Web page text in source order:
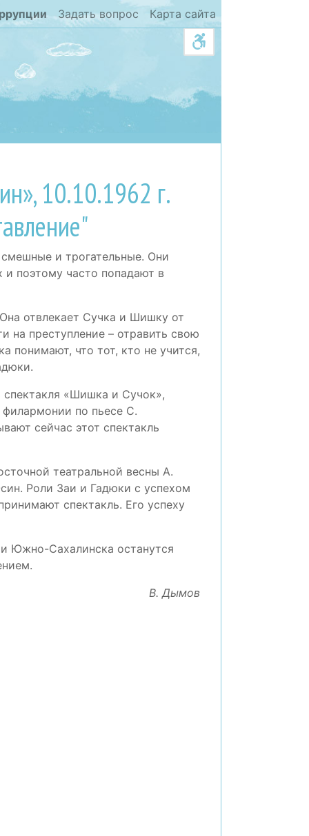
Задать вопрос Карта сайта
10.10.1962 г.
и трогательные. Они
и поэтому часто попадают в
отвлекает Сучка и Шишку от
на преступление – отравить свою
понимают, что тот, кто не учится,
«Шишка и Сучок»,
филармонии по пьесе С.
сейчас этот спектакль
театральной весны А.
Роли Заи и Гадюки с успехом
спектакль. Его успеху
Южно-Сахалинска останутся
В. Дымов